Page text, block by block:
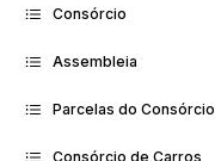
Consórcio
Assembleia
Parcelas do Consórcio
Consórcio de Carros